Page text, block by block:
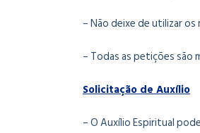
– Não deixe de utilizar
– Todas as petições são
Solicitação de Auxílio
– O Auxílio Espiritual